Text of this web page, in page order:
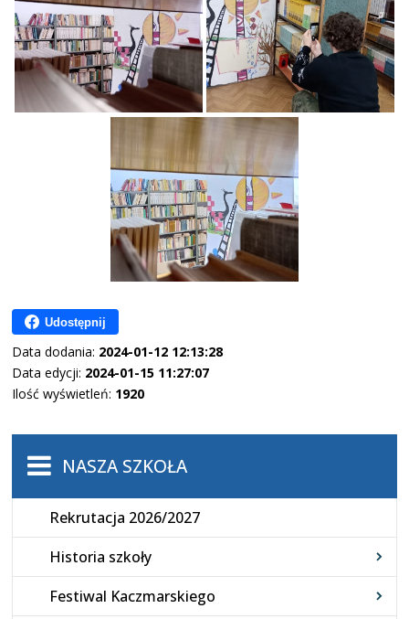
Udostępnij
Data dodania: 2024-01-12 12:13:28
Data edycji: 2024-01-15 11:27:07
Ilość wyświetleń: 1920
NASZA SZKOŁA
Rekrutacja 2026/2027
Historia szkoły
Festiwal Kaczmarskiego